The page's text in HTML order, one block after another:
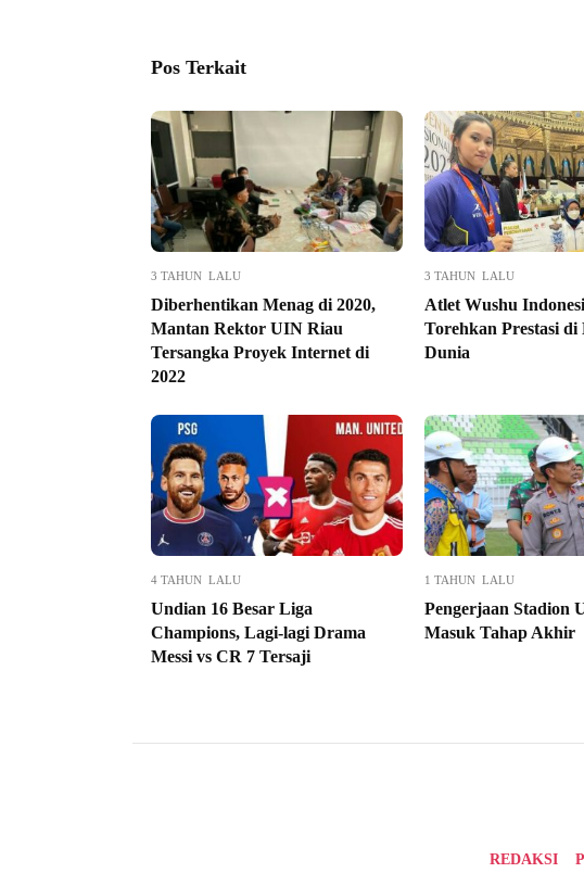
Pos Terkait
3 TAHUN LALU
Diberhentikan Menag di 2020,
Mantan Rektor UIN Riau
Tersangka Proyek Internet di
2022
3 TAHUN LALU
Atlet Wushu
Torehkan Prestasi di
Dunia
4 TAHUN LALU
Undian 16 Besar Liga
Champions, Lagi-lagi Drama
Messi vs CR 7 Tersaji
1 TAHUN LALU
Pengerjaan Stadion
Masuk Tahap Akhir
REDAKSI